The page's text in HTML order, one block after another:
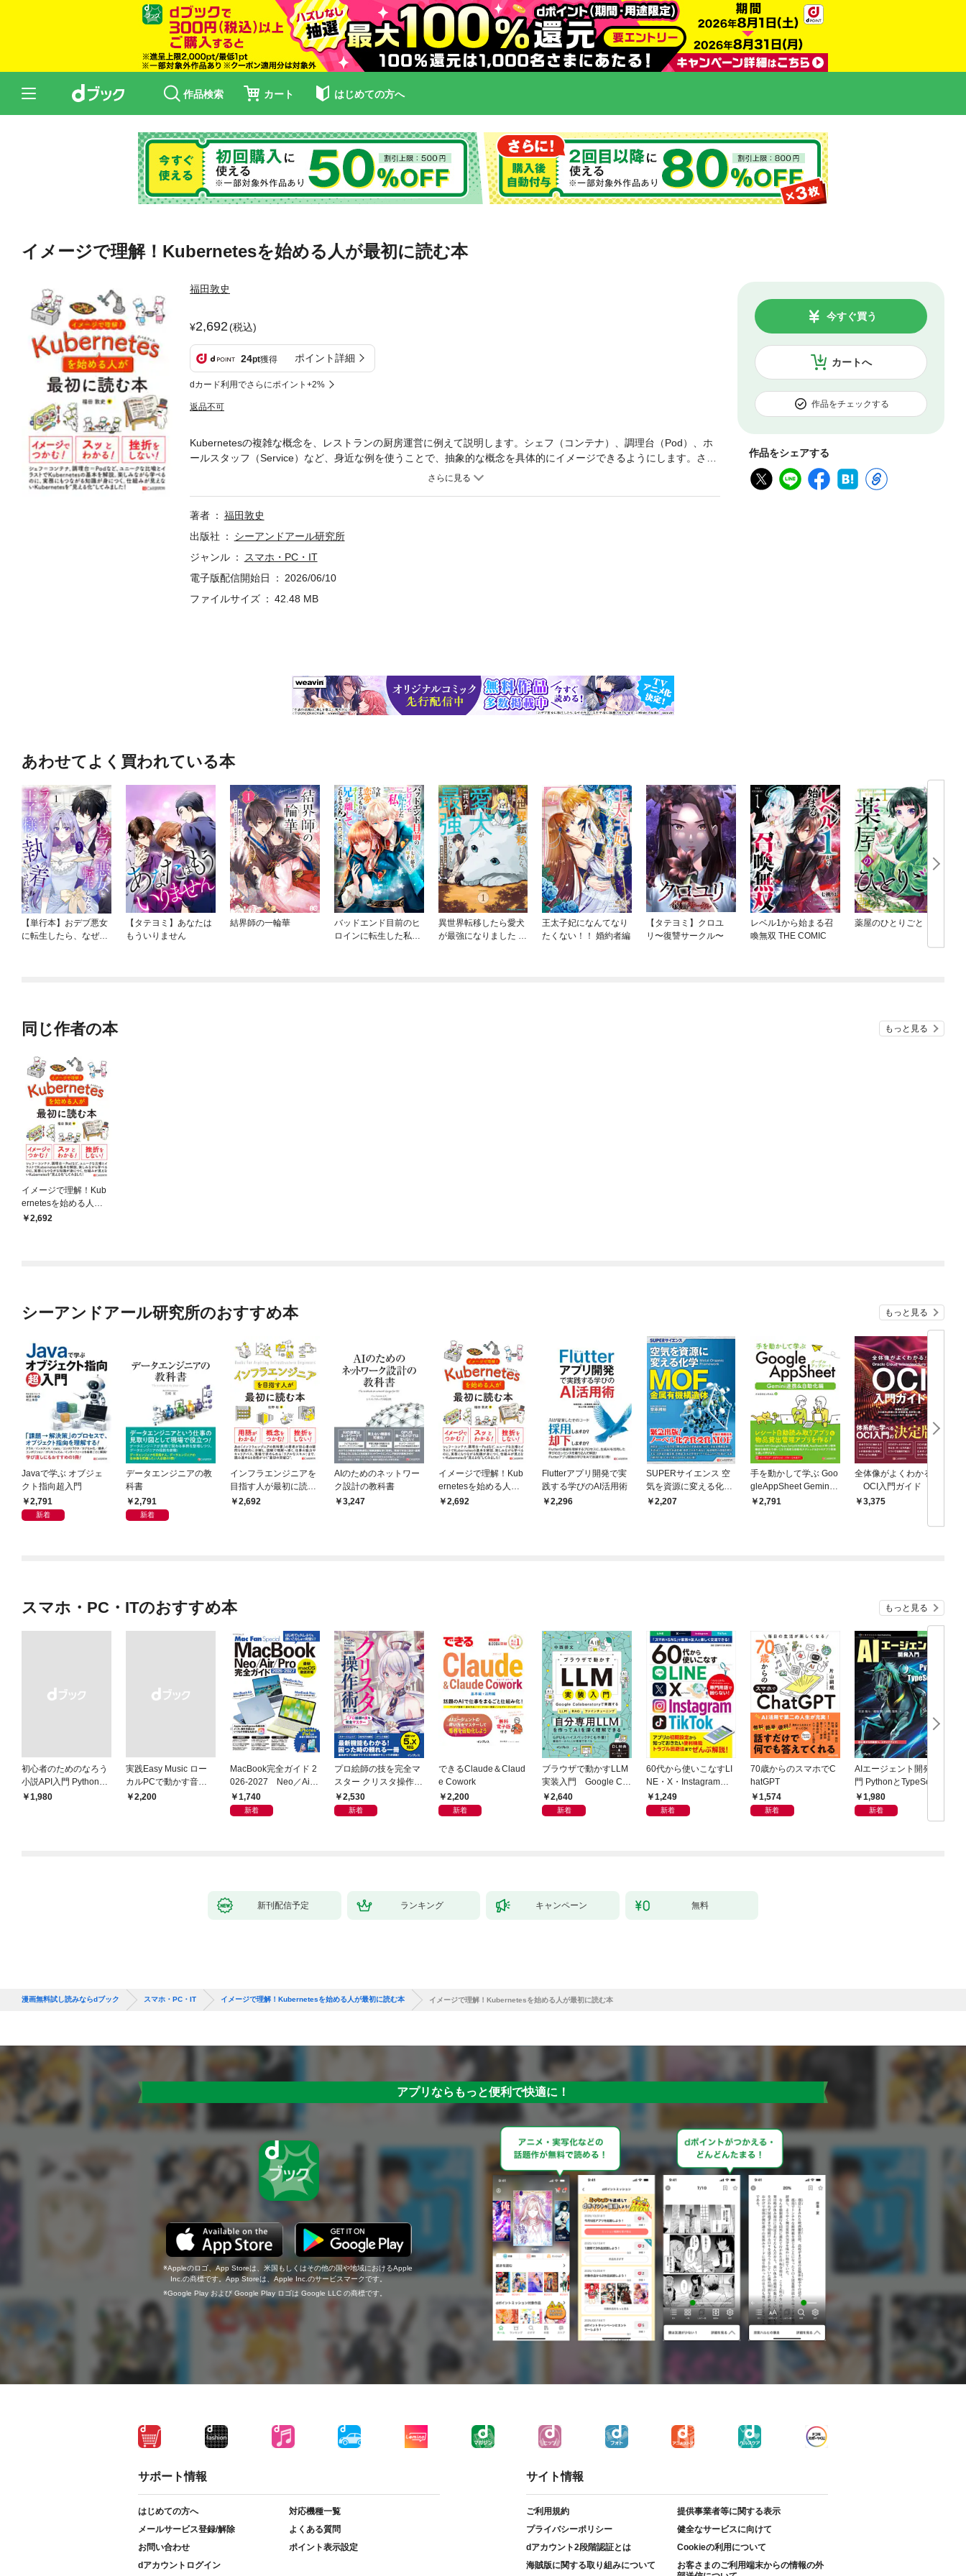
作品検索 カート はじめての方へ
イメージで理解！Kubernetesを始める人が最初に読む本
福田敦史
2,692(税込)
24pt獲得 ポイント詳細
dカード利用でさらにポイント+2%
返品不可
カートへ
今すぐ買う
作品をチェックする
作品をシェアする
Kubernetesの複雑な概念を、レストランの厨房運営に例えて説明します。シェフ（コンテナ）、調理台（Pod）、ホ
ールスタッフ（Service）など、身近な例を使うことで、抽象的な概念を具体的にイメージできるようにします。さら
に、レストランの厨房のイラストを豊富に使用することで、比喩だけでは伝わりにくい部分も視覚的に理解できるよ
インだけでなく、"Lens"というGUIツールを積極的に使用します。リソースの状態を視覚的に確認しながら学習を進め
ることで、操作の意味を理解しやすくします。理論だけでなく、実際にFastAPIを使ったWebアプリケーションをデプ
につけられます。
著者
福田敦史
出版社
シーアンドアール研究所
ジャンル
スマホ・PC・IT
電子版配信開始日
2026/06/10
ファイルサイズ
42.48 MB
あわせてよく買われている本
【単行本】おデブ悪女
に転生したら、なぜか
【タテヨミ】あなたは
もういりません
結界師の一輪華
バッドエンド目前のヒ
ロインに転生した私、
異世界転移したら愛犬
が最強になりました ～
王太子妃になんてなり
たくない！！ 婚約者編
【タテヨミ】クロユ
リ〜復讐サークル〜
レベル1から始まる召
喚無双 THE COMIC
薬屋のひとりごと
同じ作者の本 もっと見る
イメージで理解！Kub
ernetesを始める人が
最初に読む本
2,692
シーアンドアール研究所のおすすめ本 もっと見る
Javaで学ぶ オブジェ
クト指向超入門
2,791
新着
データエンジニアの教
科書
2,791
新着
インフラエンジニアを
目指す人が最初に読む
本2,692
AIのためのネットワー
ク設計の教科書
3,247
イメージで理解！Kub
ernetesを始める人が
最初に読む本
2,692
Flutterアプリ開発で実
践する学びのAI活用術
2,296
SUPERサイエンス 空
気を資源に変える化学
MOF（金属有機構造
2,207
手を動かして学ぶ Goo
gleAppSheet Gemini
連携&自動化編
2,791
全体像がよくわかる！
OCI入門ガイド
3,375
スマホ・PC・ITのおすすめ本 もっと見る
初心者のためのなろう
小説API入門 Pythonで
作るデータ活用法
￥1,980
実践Easy Music ロー
カルPCで動かす音楽
生成AI完全ガイド
￥2,200
MacBook完全ガイド 2
026-2027 Neo／Air
／Pro対応
1,740
新着
プロ絵師の技を完全マ
スター クリスタ操作術
決定版 改訂2版 CLIP S
TUDIO PAINT PRO/E
2,530
新着
できるClaude＆Claud
e Cowork
2,200
新着
ブラウザで動かすLLM
実装入門 Google Col
aboratoryで実践するL
LM・RAG・ファイン
2,640
新着
60代から使いこなすLI
NE・X・Instagram・T
ikTok
1,249
新着
70歳からのスマホでC
hatGPT
1,574
新着
AIエージェント開発入
門 PythonとTypeScript
で学ぶ実践的手法
1,980
新着
新刊配信予定 ランキング キャンペーン 無料
漫画無料試し読みならdブック スマホ・PC・IT イメージで理解！Kubernetesを始める人が最初に読む本 イメージで理解！Kubernetesを始める人が最初に読む本
アプリならもっと便利で快適に！
Appleのロゴ、App Storeは、米国もしくはその他の国や地域におけるApple
Inc.の商標です。App Storeは、Apple Inc.のサービスマークです。
Google Play および Google Play ロゴは Google LLC の商標です。
サポート情報
はじめての方へ
対応機種一覧
メールサービス登録/解除
よくある質問
お問い合わせ
ポイント表示設定
dアカウントログイン
サイト情報
ご利用規約
提供事業者等に関する表示
プライバシーポリシー
健全なサービスに向けて
dアカウント2段階認証とは
Cookieの利用について
海賊版に関する取り組みについて
お客さまのご利用端末からの情報の外